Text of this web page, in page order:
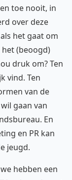
toe nooit, in
over deze
het gaat om
(beoogd)
druk om? Ten
vind. Ten
van de
gaan van
En
en PR kan
jeugd.
hebben een